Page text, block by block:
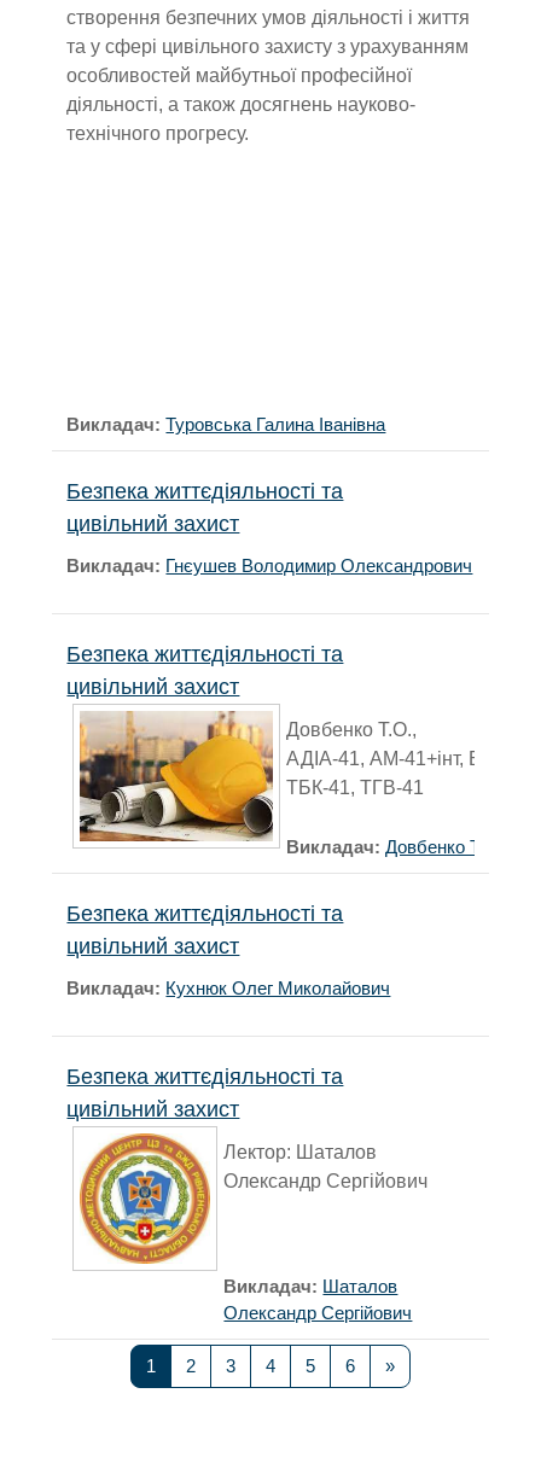
створення безпечних умов діяльності і життя
та у сфері цивільного захисту з урахуванням
особливостей майбутньої професійної
діяльності, а також досягнень науково-
технічного прогресу.
Викладач:Туровська Галина Іванівна
Безпека життєдіяльності та
цивільний захист
Викладач: Гнєушев Володимир Олександрович
Безпека життєдіяльності та
цивільний захист
Довбенко Т.О.,
АДІА-41, АМ-41+інт, БЦІ-
ТБК-41, ТГВ-41
Викладач:Довбенко Тетяна
Безпека життєдіяльності та
цивільний захист
Викладач: Кухнюк Олег Миколайович
Безпека життєдіяльності та
цивільний захист
Лектор: Шаталов
Олександр Сергійович
Викладач: Шаталов
Олександр Сергійович
1 Сторінка 1
2Сторінка 2
3Сторінка 3
4Сторінка 4
5Сторінка 5
6Сторінка 6
»Наступна